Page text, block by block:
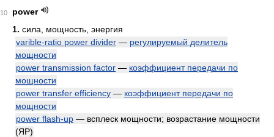
10
power
1. сила, мощность, энергия
varible-ratio power divider — регулируемый делитель
мощности
power transmission factor — коэффициент передачи по
мощности
power transfer efficiency — коэффициент передачи по
мощности
power flash-up — всплеск мощности; возрастание мощности
(ЯР)